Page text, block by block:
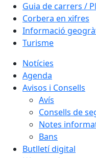
Guia de carrers /
Corbera en xifres
Informació
Turisme
Notícies
Agenda
Avisos i Consells
Avís
Consells de
Notes
Bans
Butlletí digital